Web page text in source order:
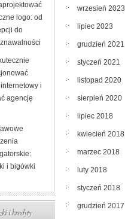
logo: od
do
i
agencję
i bigówki
i kredyty
wrzesień 2023
lipiec 2023
grudzień 2021
styczeń 2021
listopad 2020
sierpień 2020
lipiec 2018
kwiecień 2018
marzec 2018
luty 2018
styczeń 2018
grudzień 2017